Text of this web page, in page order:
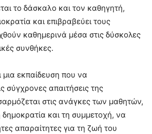
το δάσκαλο και τον καθηγητή,
και επιβραβεύει τους
καθημερινά μέσα στις δύσκολες
συνθήκες.
εκπαίδευση που να
σύγχρονες απαιτήσεις της
στις ανάγκες των μαθητών,
και τη συμμετοχή, να
απαραίτητες για τη ζωή του